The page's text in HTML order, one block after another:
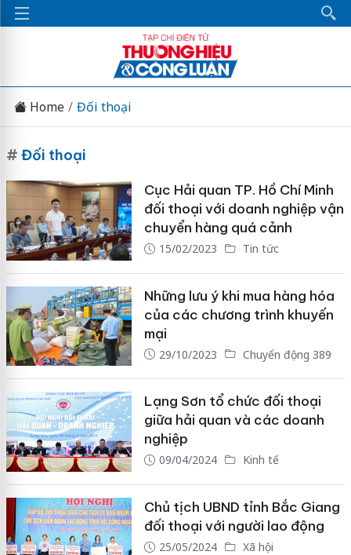
Home Đối thoại
# Đối thoại
Cục Hải quan TP. Hồ Chí Minh
đối thoại với doanh nghiệp vận
chuyển hàng quá cảnh
15/02/2023 Tin tức
Những lưu ý khi mua hàng hóa
của các chương trình khuyến
mại
29/10/2023 Chuyển động 389
Lạng Sơn tổ chức đối thoại
giữa hải quan và các doanh
nghiệp
09/04/2024 Kinh tế
Chủ tịch UBND tỉnh Bắc Giang
đối thoại với người lao động
25/05/2024 Xã hội